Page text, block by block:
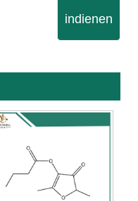
indienen